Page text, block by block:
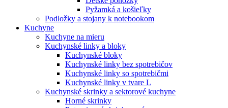
Pyžamká a košieľky
Podložky a stojany k notebookom
Kuchyne
Kuchyne na mieru
Kuchynské linky a bloky
Kuchynské bloky
Kuchynské linky bez spotrebičov
Kuchynské linky so spotrebičmi
Kuchynské linky v tvare L
Kuchynské skrinky a sektorové kuchyne
Horné skrinky